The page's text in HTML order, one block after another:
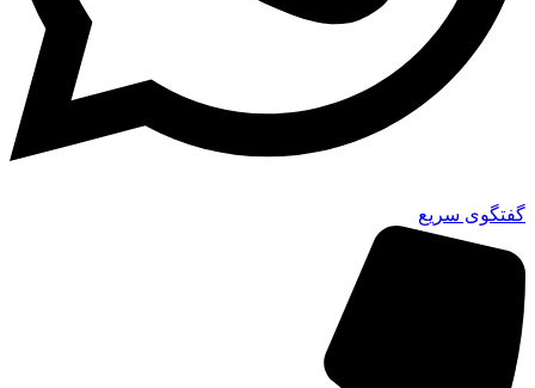
گفتگوی سریع